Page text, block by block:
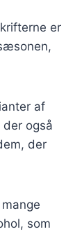
er
af
også
der
som